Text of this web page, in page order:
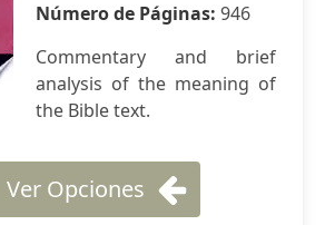
Número de Páginas: 946
Commentary and brief
analysis of the meaning of
the Bible text.
Ver Opciones